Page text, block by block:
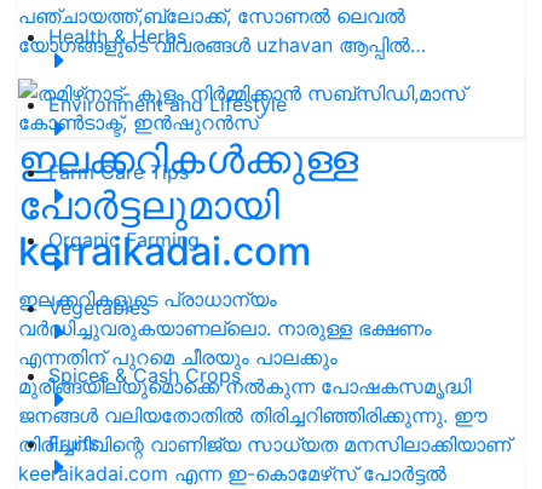
Health & Herbs
Environment and Lifestyle
Farm Care Tips
Organic Farming
Vegetables
Spices & Cash Crops
Fruits
പഞ്ചായത്ത്,ബ്ലോക്ക്, സോണല്‍ ലെവല്‍
യോഗങ്ങളുടെ വിവരങ്ങള്‍ uzhavan ആപ്പില്‍…
ഇലക്കറികള്‍ക്കുള്ള
പോര്‍ട്ടലുമായി
kerraikadai.com
ഇലക്കറികളുടെ പ്രാധാന്യം
വര്‍ദ്ധിച്ചുവരുകയാണല്ലൊ. നാരുള്ള ഭക്ഷണം
എന്നതിന് പുറമെ ചീരയും പാലക്കും
മുരിങ്ങയിലയുമൊക്കെ നല്‍കുന്ന പോഷകസമൃദ്ധി
ജനങ്ങള്‍ വലിയതോതില്‍ തിരിച്ചറിഞ്ഞിരിക്കുന്നു. ഈ
തിരിച്ചറിവിന്റെ വാണിജ്യ സാധ്യത മനസിലാക്കിയാണ്
keeraikadai.com എന്ന ഇ-കൊമേഴ്‌സ് പോര്‍ട്ടല്‍